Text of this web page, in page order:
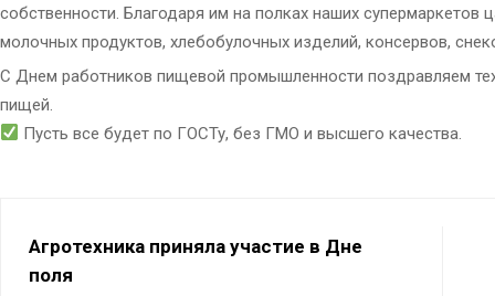
собственности. Благодаря им на полках наших супермаркетов
молочных продуктов, хлебобулочных изделий, консервов,
С Днем работников пищевой промышленности поздравляем
пищей.
Пусть все будет по ГОСТу, без ГМО и высшего качества.
Агротехника приняла участие в Дне
поля